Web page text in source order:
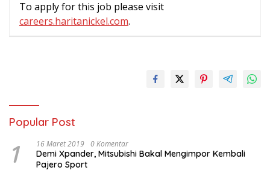
To apply for this job please visit
careers.haritanickel.com.
Popular Post
1 16 Maret 2019 0 Komentar
Demi Xpander, Mitsubishi Bakal Mengimpor Kembali
Pajero Sport